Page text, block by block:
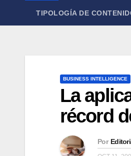
TIPOLOGÍA DE
BUSINESS INTELLIGENCE
La
récord
Por